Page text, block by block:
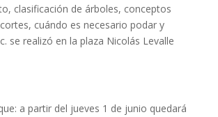
clasificación de árboles, conceptos
cuándo es necesario podar y
se realizó en la plaza Nicolás Levalle
a partir del jueves 1 de junio quedará